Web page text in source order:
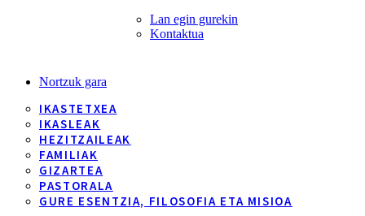
Lan egin gurekin
Kontaktua
Nortzuk gara
IKASTETXEA
IKASLEAK
HEZITZAILEAK
FAMILIAK
GIZARTEA
PASTORALA
GURE ESENTZIA, FILOSOFIA ETA MISIOA